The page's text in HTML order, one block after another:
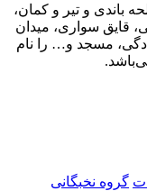
باندی و تیر و کمان،
قایق سواری، میدان
مسجد و… را نام
گروه نخبگانی